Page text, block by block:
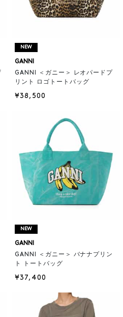
NEW
GANNI
GANNI ＜ガニー＞ レオパードプ
リント ロゴトートバッグ
¥38,500
NEW
GANNI
GANNI ＜ガニー＞ バナナプリン
ト トートバッグ
¥37,400